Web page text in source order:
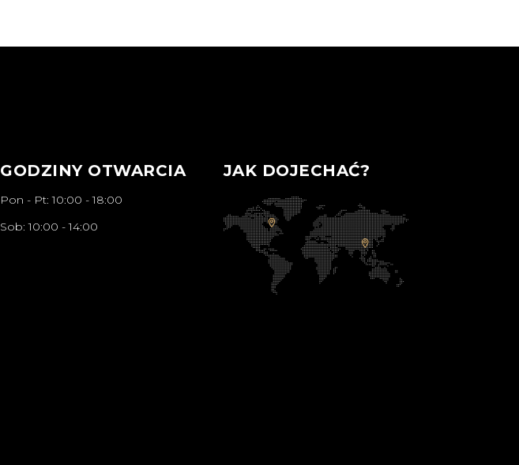
GODZINY OTWARCIA
Pon - Pt: 10:00 - 18:00
Sob: 10:00 - 14:00
JAK DOJECHAĆ?